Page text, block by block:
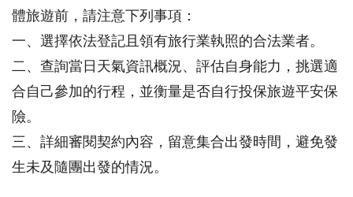
體旅遊前，請注意下列事項：
一、選擇依法登記且領有旅行業執照的合法業者。
二、查詢當日天氣資訊概況、評估自身能力，挑選適
合自己參加的行程，並衡量是否自行投保旅遊平安保
險。
三、詳細審閱契約內容，留意集合出發時間，避免發
生未及隨團出發的情況。